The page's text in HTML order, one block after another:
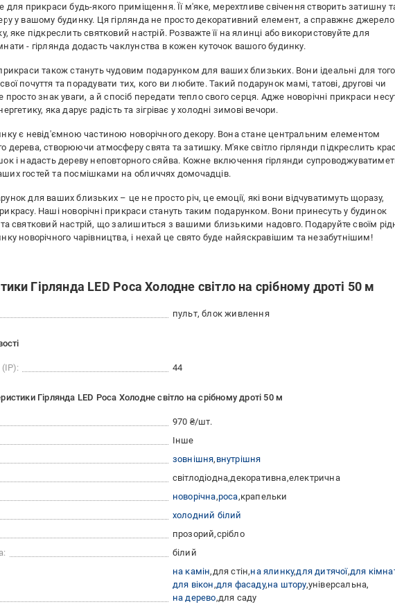
для прикраси будь-якого приміщення. Її м'яке, мерехтливе свічення створить затишну
у вашому будинку. Ця гірлянда не просто декоративний елемент, а справжнє джерело
яке підкреслить святковий настрій. Розважте її на ялинці або використовуйте для
- гірлянда додасть чаклунства в кожен куточок вашого будинку.
також стануть чудовим подарунком для ваших близьких. Вони ідеальні для
почуття та порадувати тих, кого ви любите. Такий подарунок мамі, татові, другові чи
просто знак уваги, а й спосіб передати тепло свого серця. Адже новорічні прикраси
яка дарує радість та зігріває у холодні зимові вечори.
є невід'ємною частиною новорічного декору. Вона стане центральним елементом
дерева, створюючи атмосферу свята та затишку. М'яке світло гірлянди підкреслить
і надасть дереву неповторного сяйва. Кожне включення гірлянди
гостей та посмішками на обличчях домочадців.
для ваших близьких – це не просто річ, це емоції, які вони відчуватимуть щоразу,
Наші новорічні прикраси стануть таким подарунком. Вони принесуть у будинок
святковий настрій, що залишиться з вашими близькими надовго. Подаруйте своїм
новорічного чарівництва, і нехай це свято буде найяскравішим та незабутнішим!
Гірлянда LED Роса Холодне світло на срібному дроті 50 м
пульт, блок живлення
(IP): 44
Гірлянда LED Роса Холодне світло на срібному дроті 50 м
970 ₴/шт.
Інше
зовнішня внутрішня
світлодіодна декоративна електрична
новорічна роса крапельки
холодний білий
прозорий срібло
білий
на камін для стін на ялинку для дитячої для
для вікон для фасаду на штору універсальна
на дерево для саду